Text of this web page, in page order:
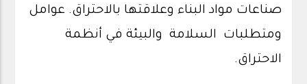
صناعات مواد البناء وعلاقتها بالاحتراق. عوامل
ومتطلبات السلامة والبيئة في أنظمة
الاحتراق.